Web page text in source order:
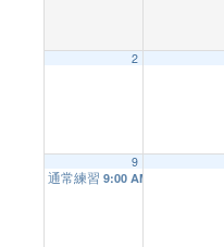
ッ
2
9
通常練習 9:00 AM